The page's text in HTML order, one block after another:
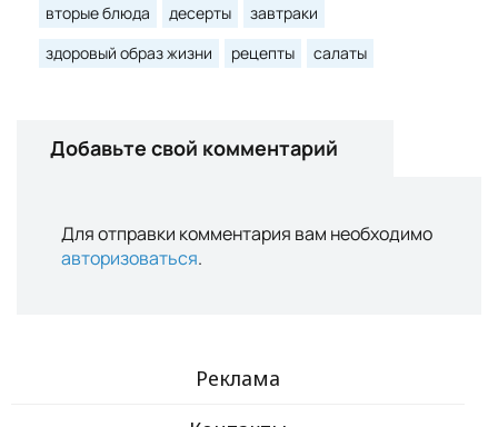
вторые блюда десерты
завтраки
здоровый образ жизни
рецепты салаты
Добавьте свой комментарий
Для отправки комментария вам необходимо
авторизоваться.
Реклама